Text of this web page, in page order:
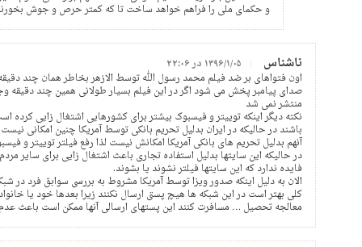
و حکمای ملی را فراهم خواهد ساخت تا که کمتر حرص و جوش
ناشناس
۱۳۹۶/۱/۰۵ در ۲۲:۰۶
اون فتواهای بر ضد فیلم محمد رسول الله توسط الازهر بخاطر همان چند
صدای پیامبر پخش می شود اگر در این فیلم بسیار طولانی همین چند
منتشر نمی شد
نکته دیگر اینکه توییتر و فیسبوک بیشتر برای کشورهایی اشتغال زایی کرده
باشند در حالیکه در ایران بدلیل تحریم بانکی توسط آمریکا چنین امکانی
آنهم بدلیل تحریم های بانکی آمریکا امکانش نیست لذا رفع فیلتر توییتر و
در حالیکه این سایتها بدلیل استفاده تجاری باعث اشتغال زایی برای سایر
فایده ندارد که این سایتها فیلتر نشوند یا بشوند.
الان به دلیل اینکه صدور ویزا توسط آمریکا مشروط به بررسی سوابق فرد
کلی بهتر است در این شبکه ها هیچ پستی ارسال نکنند زیرا بعدها خود یا
معالجه تحصیل … مسافرت کنند این پستهای ارسالی آنها ممکن است باعث